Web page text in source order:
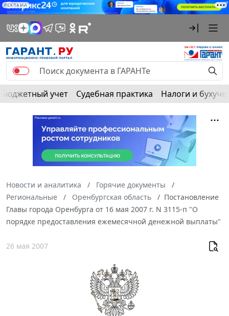
РЕКЛАМА
Бюджетный учет Судебная практика Налоги и
Новости и аналитика
Горячие документы
Региональные
Оренбургская область
Постановление
Главы города Оренбурга от 16 мая 2007 г. N 3115-п "О
порядке предоставления ежемесячной денежной выплаты"
26 мая 2007